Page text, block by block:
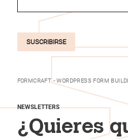
SUSCRIBIRSE
FORMCRAFT - WORDPRESS FORM
NEWSLETTERS
¿Quieres